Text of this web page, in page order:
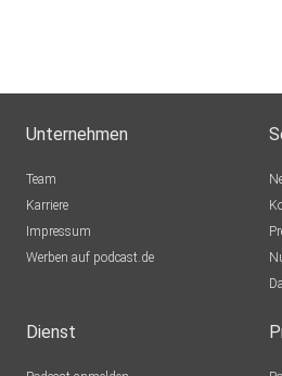
Unternehmen
Team
Karriere
Impressum
Werben auf podcast.de
Dienst